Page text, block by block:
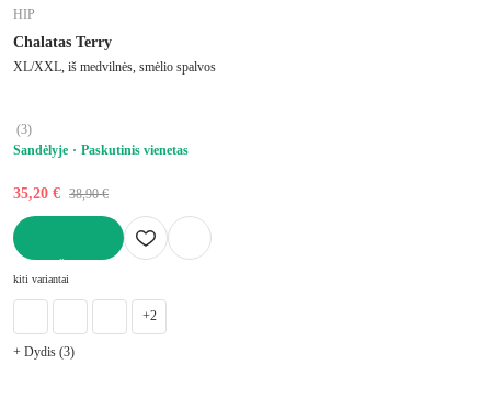
HIP
Chalatas Terry
XL/XXL, iš medvilnės, smėlio spalvos
(3)
Sandėlyje
Paskutinis vienetas
35,20 € 38,90 €
kiti variantai
+2
+ Dydis (3)